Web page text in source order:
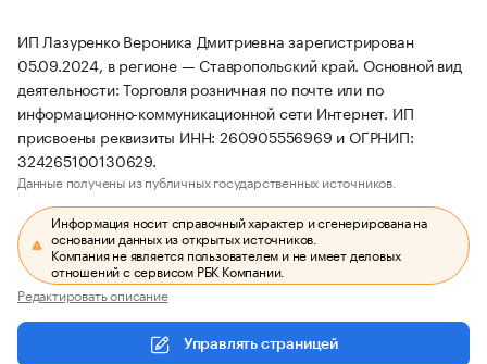
ИП Лазуренко Вероника Дмитриевна зарегистрирован
05.09.2024, в регионе — Ставропольский край. Основной вид
деятельности: Торговля розничная по почте или по
информационно-коммуникационной сети Интернет. ИП
присвоены реквизиты ИНН: 260905556969 и ОГРНИП:
324265100130629.
Данные получены из публичных государственных источников.
Информация носит справочный характер и сгенерирована на
основании данных из открытых источников.
Компания не является пользователем и не имеет деловых
отношений с сервисом РБК Компании.
Редактировать описание
Управлять страницей